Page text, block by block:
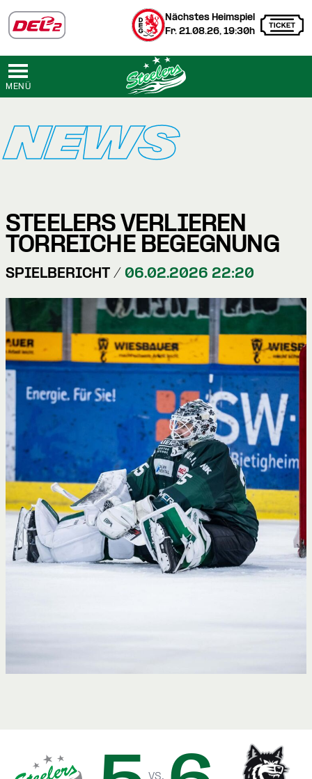
Nächstes Heimspiel
Fr. 21.08.26, 19:30h
MENÜ
NEWS
STEELERS VERLIEREN
TORREICHE BEGEGNUNG
SPIELBERICHT / 06.02.2026 22:20